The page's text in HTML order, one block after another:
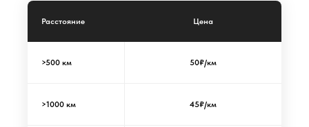
Расстояние Цена
>500 км 50₽/км
>1000 км 45₽/км